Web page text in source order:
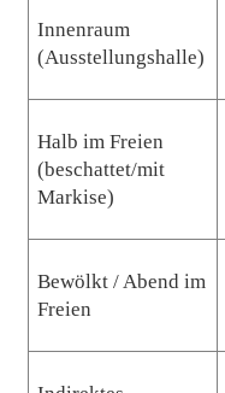
Innenraum
(Ausstellungshalle)
Halb im Freien
(beschattet/mit
Markise)
Bewölkt / Abend im
Freien